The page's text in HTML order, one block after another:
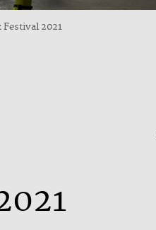
Festival 2021